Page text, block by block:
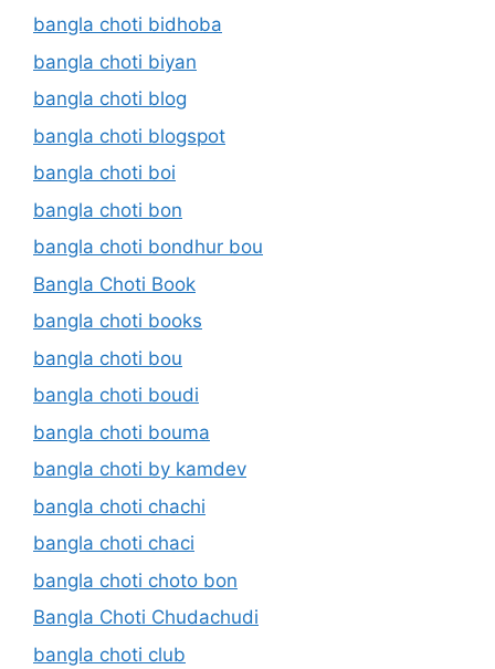
bangla choti bidhoba
bangla choti biyan
bangla choti blog
bangla choti blogspot
bangla choti boi
bangla choti bon
bangla choti bondhur bou
Bangla Choti Book
bangla choti books
bangla choti bou
bangla choti boudi
bangla choti bouma
bangla choti by kamdev
bangla choti chachi
bangla choti chaci
bangla choti choto bon
Bangla Choti Chudachudi
bangla choti club